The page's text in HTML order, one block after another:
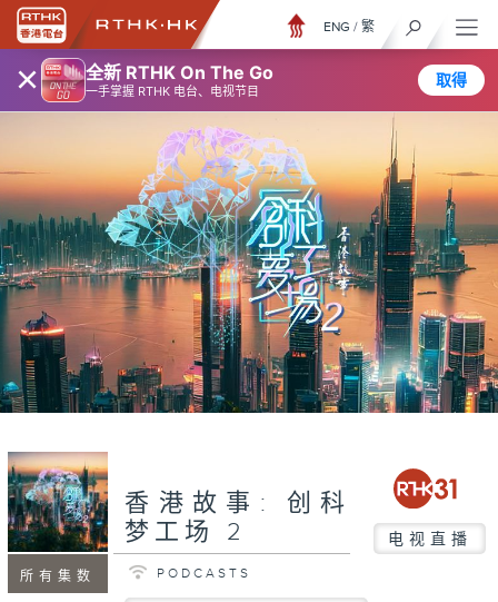
× 全新 RTHK On The Go
一手掌握 RTHK 电台、电视节目
取得
ENG / 繁
所有集数
香港故事: 创科
梦工场 2
电视直播
PODCASTS